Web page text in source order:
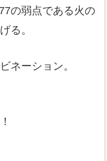
の弱点である火の
る。
ネーション。